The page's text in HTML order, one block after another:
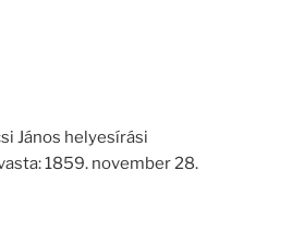
János helyesírási
1859. november 28.